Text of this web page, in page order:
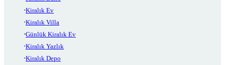
Kiralık Ev
Kiralık Villa
Günlük Kiralık Ev
Kiralık Yazlık
Kiralık Depo